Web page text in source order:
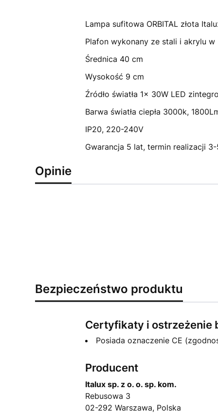
Lampa sufitowa ORBITAL złota
Plafon wykonany ze stali i akrylu
Średnica 40 cm
Wysokość 9 cm
Źródło światła 1x 30W LED
Barwa światła ciepła 3000k,
IP20, 220-240V
Gwarancja 5 lat, termin realizacji
Opinie
Bezpieczeństwo produktu
Certyfikaty i ostrzeżenie
Posiada oznaczenie CE
Producent
Italux sp. z o. o. sp. kom.
Rebusowa 3
02-292 Warszawa, Polska